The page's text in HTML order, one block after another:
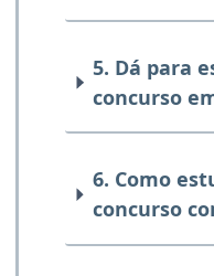
5. Dá para
concurso
6. Como
concurso